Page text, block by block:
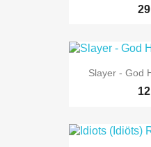
Slayer - God